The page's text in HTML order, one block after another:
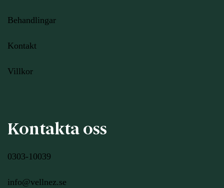
Behandlingar
Kontakt
Villkor
Kontakta oss
0303-10039
info@vellnez.se